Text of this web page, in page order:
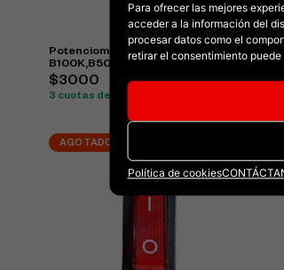
Para ofrecer las mejores
acceder a la información del
procesar datos como el
retirar el consentimiento
Política de cookies
Potenciometro Estereo Balinera
B100K,B50K
$3000
3 cuotas de $1000 sin interés
AGOTADO